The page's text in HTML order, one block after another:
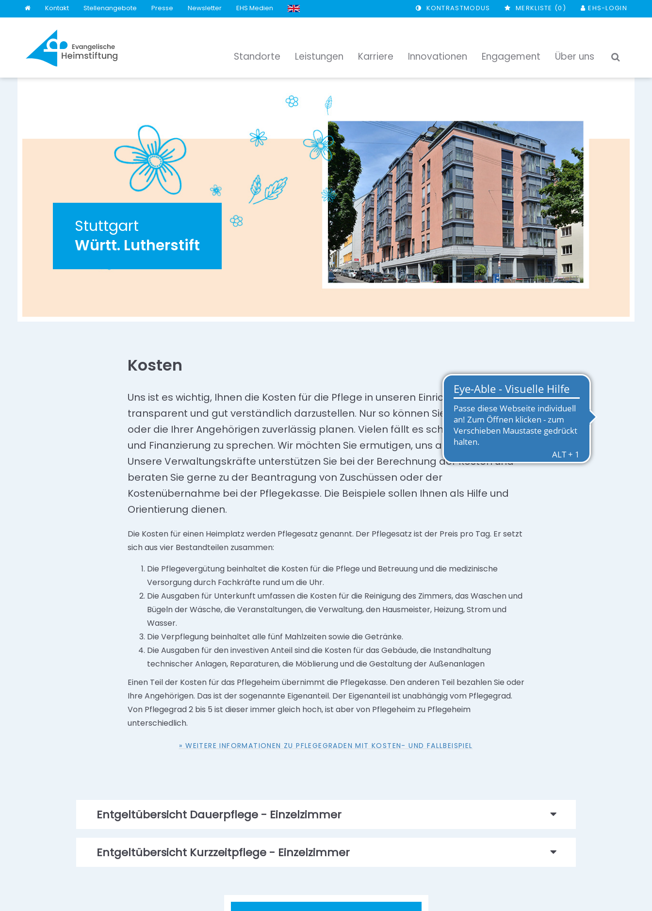
Kontakt Stellenangebote Presse Newsletter EHS Medien KONTRASTMODUS MERKLISTE (0 ) EHS-LOGIN
Standorte Leistungen Karriere Innovationen Engagement Über uns
Stuttgart
Württ. Lutherstift
Kosten
Uns ist es wichtig, Ihnen die Kosten für die Pflege in unseren Einrichtungen
transparent und gut verständlich darzustellen. Nur so können Sie Ihre Zukunft
oder die Ihrer Angehörigen zuverlässig planen. Vielen fällt es schwer über Pflege
und Finanzierung zu sprechen. Wir möchten Sie ermutigen, uns anzusprechen.
Unsere Verwaltungskräfte unterstützen Sie bei der Berechnung der Kosten und
beraten Sie gerne zu der Beantragung von Zuschüssen oder der
Kostenübernahme bei der Pflegekasse. Die Beispiele sollen Ihnen als Hilfe und
Orientierung dienen.
Die Kosten für einen Heimplatz werden Pflegesatz genannt. Der Pflegesatz ist der Preis pro Tag. Er setzt
sich aus vier Bestandteilen zusammen:
Die Pflegevergütung beinhaltet die Kosten für die Pflege und Betreuung und die medizinische
Versorgung durch Fachkräfte rund um die Uhr.
Die Ausgaben für Unterkunft umfassen die Kosten für die Reinigung des Zimmers, das Waschen und
Bügeln der Wäsche, die Veranstaltungen, die Verwaltung, den Hausmeister, Heizung, Strom und
Wasser.
Die Verpflegung beinhaltet alle fünf Mahlzeiten sowie die Getränke.
Die Ausgaben für den investiven Anteil sind die Kosten für das Gebäude, die Instandhaltung
technischer Anlagen, Reparaturen, die Möblierung und die Gestaltung der Außenanlagen
Einen Teil der Kosten für das Pflegeheim übernimmt die Pflegekasse. Den anderen Teil bezahlen Sie oder
Ihre Angehörigen. Das ist der sogenannte Eigenanteil. Der Eigenanteil ist unabhängig vom Pflegegrad.
Von Pflegegrad 2 bis 5 ist dieser immer gleich hoch, ist aber von Pflegeheim zu Pflegeheim
unterschiedlich.
» WEITERE INFORMATIONEN ZU PFLEGEGRADEN MIT KOSTEN- UND FALLBEISPIEL
Entgeltübersicht Dauerpflege - Einzelzimmer
Entgeltübersicht Kurzzeitpflege - Einzelzimmer